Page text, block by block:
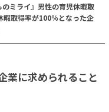
ミライ』男性の育児休暇取
暇取得率が100％となった企
業に求められること